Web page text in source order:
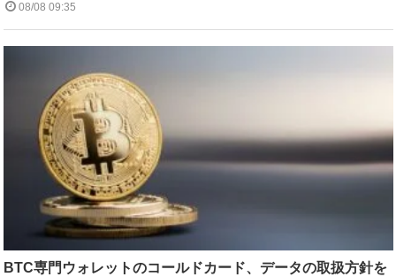
08/08 09:35
BTC専門ウォレットのコールドカード、データの取扱方針を